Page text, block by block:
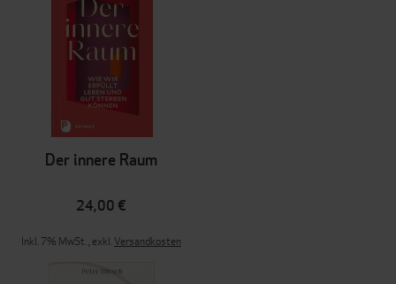
Der innere Raum
24,00 €
Inkl. 7% MwSt.,exkl.Versandkosten